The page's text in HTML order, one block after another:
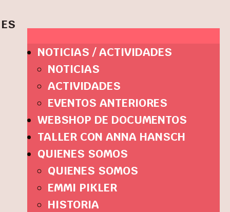
NOTICIAS / ACTIVIDADES
NOTICIAS
ACTIVIDADES
EVENTOS ANTERIORES
WEBSHOP DE DOCUMENTOS
TALLER CON ANNA HANSCH
QUIENES SOMOS
QUIENES SOMOS
EMMI PIKLER
HISTORIA
ES